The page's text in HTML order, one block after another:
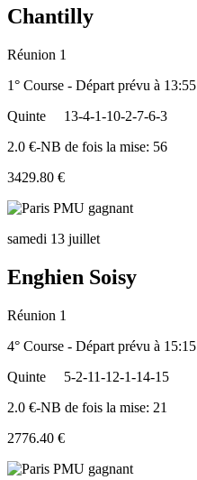
Chantilly
Réunion 1
1° Course - Départ prévu à 13:55
Quinte
13-4-1-10-2-7-6-3
2.0 €-NB de fois la mise: 56
3429.80 €
samedi 13 juillet
Enghien Soisy
Réunion 1
4° Course - Départ prévu à 15:15
Quinte
5-2-11-12-1-14-15
2.0 €-NB de fois la mise: 21
2776.40 €